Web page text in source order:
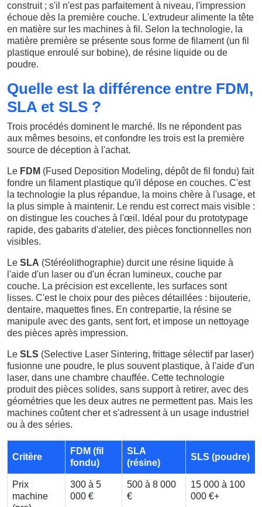
construit ; s'il n'est pas parfaitement à niveau, l'impression
échoue dès la première couche. L'extrudeur alimente la tête
en matière sur les machines à fil. Selon la technologie, la
matière première se présente sous forme de filament (un fil
plastique enroulé sur bobine), de résine liquide ou de
poudre.
Quelle est la différence entre FDM,
SLA et SLS ?
Trois procédés dominent le marché. Ils ne répondent pas
aux mêmes besoins, et confondre les trois est la première
source de déception à l'achat.
Le FDM (Fused Deposition Modeling, dépôt de fil fondu) fait
fondre un filament plastique qu'il dépose en couches. C'est
la technologie la plus répandue, la moins chère à l'usage, et
la plus simple à maintenir. Le rendu est correct mais visible :
on distingue les couches à l'œil. Idéal pour du prototypage
rapide, des gabarits d'atelier, des pièces fonctionnelles non
visibles.
Le SLA (Stéréolithographie) durcit une résine liquide à
l'aide d'un laser ou d'un écran lumineux, couche par
couche. La précision est excellente, les surfaces sont
lisses. C'est le choix pour des pièces détaillées : bijouterie,
dentaire, maquettes fines. En contrepartie, la résine se
manipule avec des gants, sent fort, et impose un nettoyage
des pièces après impression.
Le SLS (Selective Laser Sintering, frittage sélectif par laser)
fusionne une poudre, le plus souvent plastique, à l'aide d'un
laser, dans une chambre chauffée. Cette technologie
produit des pièces solides, sans support à retirer, avec des
géométries que les deux autres ne permettent pas. Mais les
machines coûtent cher et s'adressent à un usage industriel
ou à des séries.
Critère
FDM (fil
fondu)
SLA
(résine)
SLS (poudre)
Prix
machine
300 à 5
000 €
500 à 8 000
€
15 000 à 100
000 €+